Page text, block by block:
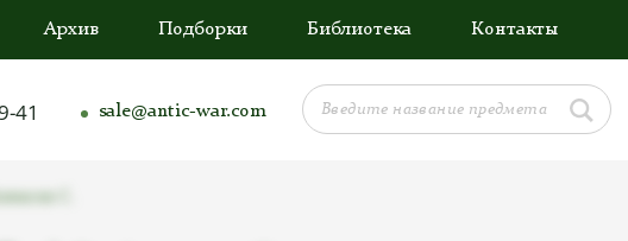
Архив Подборки Библиотека Контакты
41 sale@antic-war.com